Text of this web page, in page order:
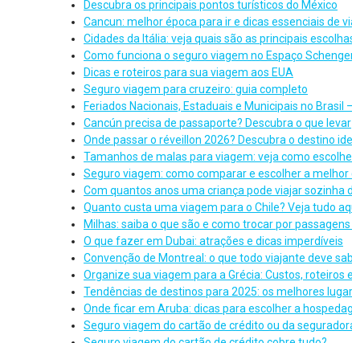
Descubra os principais pontos turísticos do México
Cancun: melhor época para ir e dicas essenciais de
Cidades da Itália: veja quais são as principais
Como funciona o seguro viagem no Espaço
Dicas e roteiros para sua viagem aos EUA
Seguro viagem para cruzeiro: guia completo
Feriados Nacionais, Estaduais e Municipais no Brasil
Cancún precisa de passaporte? Descubra o que levar
Onde passar o réveillon 2026? Descubra o destino
Tamanhos de malas para viagem: veja como
Seguro viagem: como comparar e escolher a melhor
Com quantos anos uma criança pode viajar sozinha
Quanto custa uma viagem para o Chile? Veja tudo
Milhas: saiba o que são e como trocar por
O que fazer em Dubai: atrações e dicas imperdíveis
Convenção de Montreal: o que todo viajante deve
Organize sua viagem para a Grécia: Custos, roteiros
Tendências de destinos para 2025: os melhores
Onde ficar em Aruba: dicas para escolher a
Seguro viagem do cartão de crédito ou da